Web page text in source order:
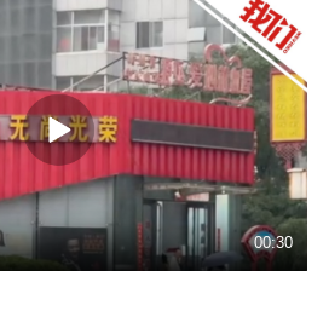
00:30